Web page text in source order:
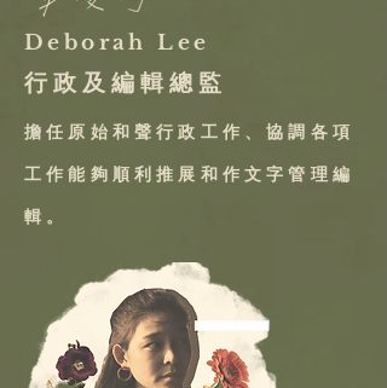
Deborah Lee
行 政 及 編 輯 總 監
擔任原始和聲行政工作、協調各項
工作能夠順利推展和作文字管理編
輯。